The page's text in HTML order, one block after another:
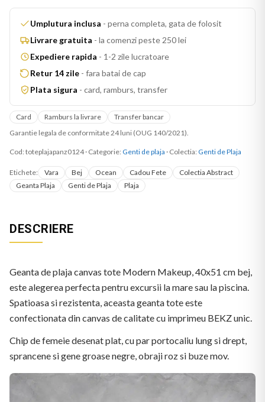
Umplutura inclusa - perna completa, gata de folosit
Livrare gratuita - la comenzi peste 250 lei
Expediere rapida - 1-2 zile lucratoare
Retur 14 zile - fara batai de cap
Plata sigura - card, ramburs, transfer
Card Ramburs la livrare
Transfer bancar
Garantie legala de conformitate 24 luni (OUG 140/2021).
Cod: toteplajapanz0124· Categorie: Genti de plaja · Colectia: Genti de Plaja
Etichete: Vara Bej Ocean Cadou Fete
Colectia Abstract
Geanta Plaja
Genti de Plaja Plaja
DESCRIERE
Geanta de plaja canvas tote Modern Makeup, 40x51 cm bej,
este alegerea perfecta pentru excursii la mare sau la piscina.
Spatioasa si rezistenta, aceasta geanta tote este
confectionata din canvas de calitate cu imprimeu BEKZ unic.
Chip de femeie desenat plat, cu par portocaliu lung si drept,
sprancene si gene groase negre, obraji roz si buze mov.